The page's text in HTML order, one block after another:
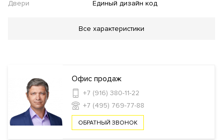
Двери
Единый дизайн код
подъезде
Велопарковка
Инфраструктура в доме
Детский сад Школа Фитнес клуб Бассейн
Все характеристики
Офис продаж
+7 (916) 380-11-22
+7 (495) 769-77-88
ОБРАТНЫЙ ЗВОНОК